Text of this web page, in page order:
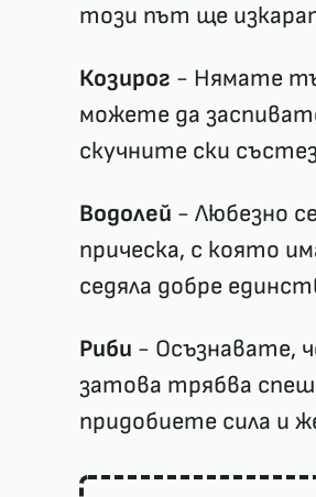
този път ще
Козирог - Нямате
можете да
скучните ски
Водолей - Любезно
прическа, с която
седяла добре
Риби - Осъзнавате,
затова трябва
придобиете сила и